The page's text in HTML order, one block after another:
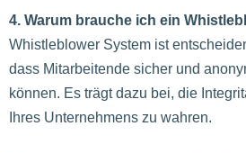
4. Warum brauche ich ein
Whistleblower System ist
dass Mitarbeitende sicher und
können. Es trägt dazu bei, die
Ihres Unternehmens zu wahren.